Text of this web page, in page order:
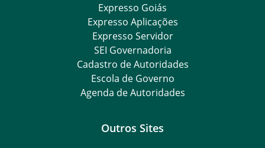
Expresso Goiás
Expresso Aplicações
Expresso Servidor
SEI Governadoria
Cadastro de Autoridades
Escola de Governo
Agenda de Autoridades
Outros Sites